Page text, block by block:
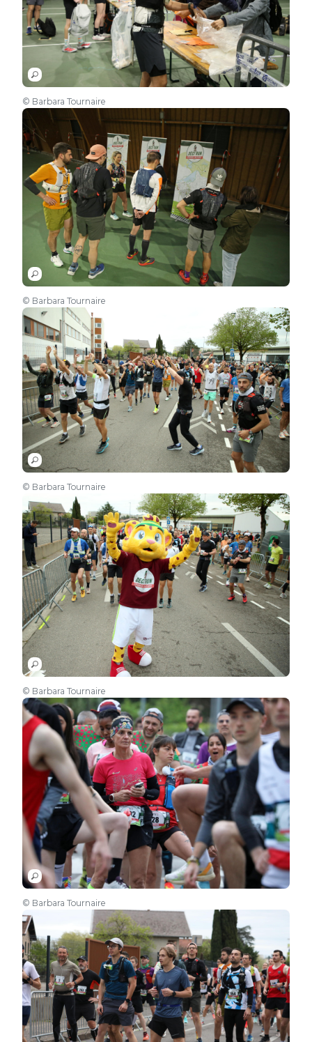
© Barbara Tournaire
© Barbara Tournaire
© Barbara Tournaire
© Barbara Tournaire
© Barbara Tournaire